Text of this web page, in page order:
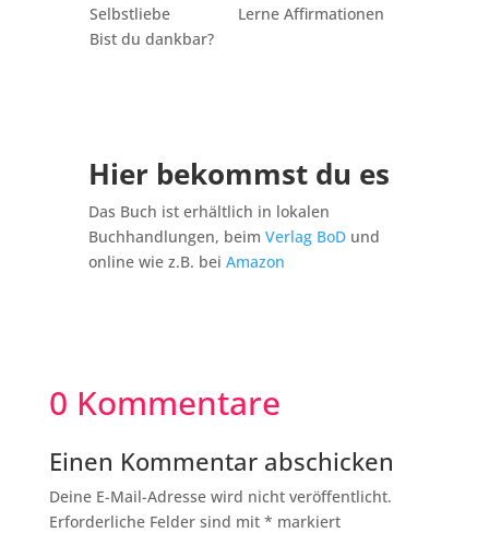
Selbstliebe
Bist du dankbar?
Lerne Affirmationen
Hier bekommst du es
Das Buch ist erhältlich in lokalen
Buchhandlungen, beim Verlag BoDund
online wie z.B. bei Amazon
0 Kommentare
Einen Kommentar abschicken
Deine E-Mail-Adresse wird nicht veröffentlicht.
Erforderliche Felder sind mit * markiert